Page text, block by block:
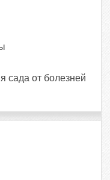
сада от болезней